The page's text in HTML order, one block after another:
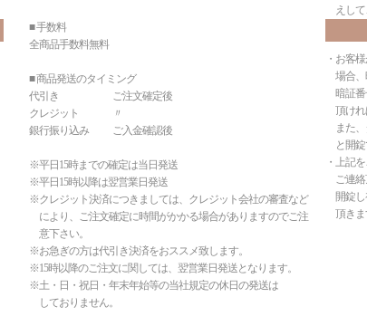
■ 手数料
全商品手数料無料
■ 商品発送のタイミング
代引き ご注文確定後
クレジット 〃
銀行振り込み ご入金確認後
※平日15時までの確定は当日発送
※平日15時以降は翌営業日発送
※クレジット決済につきましては、クレジット会社の審査など
により、ご注文確定に時間がかかる場合がありますのでご注
意下さい。
※お急ぎの方は代引き決済をおススメ致します。
※15時以降のご注文に関しては、翌営業日発送となります。
※土・日・祝日・年末年始等の当社規定の休日の発送は
しておりません。
えして
・お客
場合、
暗証番
頂けれ
また、
と開錠
・上記
ご連絡
開錠し
頂きま